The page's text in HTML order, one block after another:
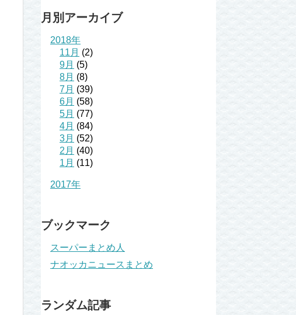
月別アーカイブ
2018年
11月 (2)
9月 (5)
8月 (8)
7月 (39)
6月 (58)
5月 (77)
4月 (84)
3月 (52)
2月 (40)
1月 (11)
2017年
ブックマーク
スーパーまとめ人
ナオッカニュースまとめ
ランダム記事